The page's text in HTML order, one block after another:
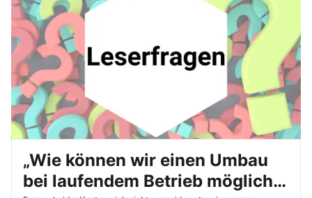
meistern und gemeinsam Lösungen finden.
„Wie können wir einen Umbau
bei laufendem Betrieb möglichst